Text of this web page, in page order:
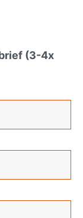
(3-4x